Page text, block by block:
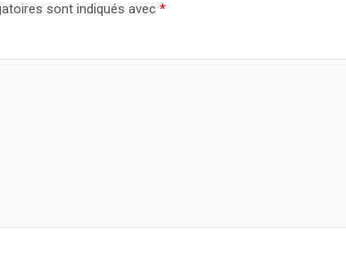
sont indiqués avec *